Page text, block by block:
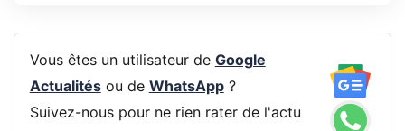
Vous êtes un utilisateur de Google
Actualitésou de WhatsApp?
Suivez-nous pour ne rien rater de l'actu